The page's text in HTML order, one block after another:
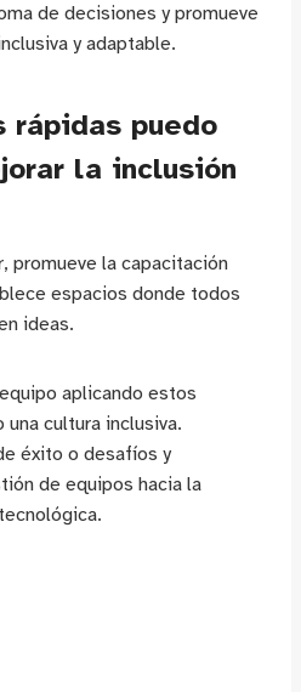
de decisiones y promueve
y adaptable.
rápidas puedo
la inclusión
promueve la capacitación
espacios donde todos
ideas.
aplicando estos
cultura inclusiva.
éxito o desafíos y
de equipos hacia la